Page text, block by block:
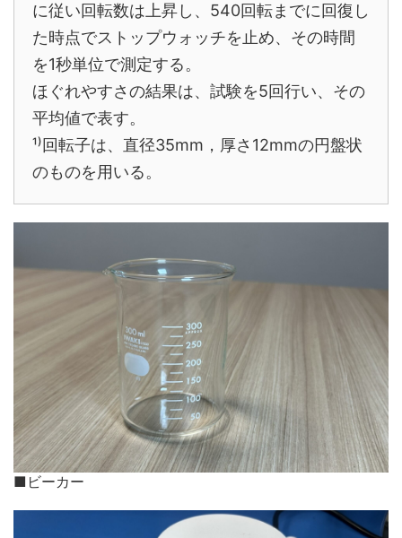
に従い回転数は上昇し、540回転までに回復し
た時点でストップウォッチを止め、その時間
を1秒単位で測定する。
ほぐれやすさの結果は、試験を5回行い、その
平均値で表す。
¹⁾回転子は、直径35mm，厚さ12mmの円盤状
のものを用いる。
■ビーカー